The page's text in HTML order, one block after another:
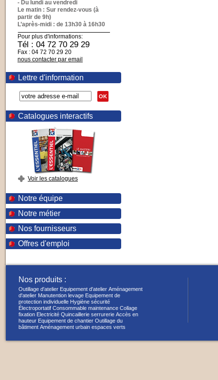
- Du lundi au vendredi
Le matin : Sur rendez-vous (à
partir de 9h)
L’après-midi : de 13h30 à 16h30
Pour plus d'informations:
Tél : 04 72 70 29 29
Fax : 04 72 70 29 20
nous contacter par email
Lettre d'information
OK
Catalogues interactifs
Voir les catalogues
Notre équipe
Notre métier
Nos fournisseurs
Offres d'emploi
Nos produits :
Outillage d'atelier Equipement d'atelier Aménagement
d'atelier Manutention levage Equipement de
protection individuelle Hygiène sécurité
Électroportatif Consommable maintenance Collage
fixation Electricité Quincaillerie serrurerie Accès en
hauteur Equipement de chantier Outillage du
bâtiment Aménagement urbain espaces verts